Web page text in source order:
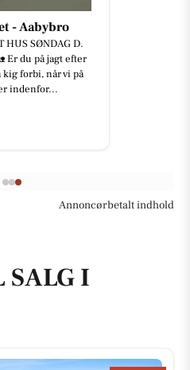
- Aabybro
HUS SØNDAG D.
Er du på jagt efter
kig forbi, når vi på
indenfor...
Annoncørbetalt indhold
SALG I